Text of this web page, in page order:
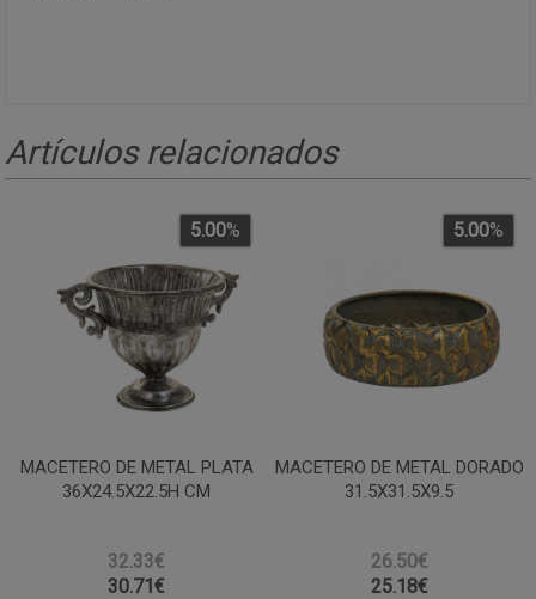
Artículos relacionados
MACETERO DE METAL PLATA
36X24.5X22.5H CM
32.33€
5.00%
30.71€
MACETERO DE METAL DORADO
31.5X31.5X9.5
26.50€
5.00%
25.18€